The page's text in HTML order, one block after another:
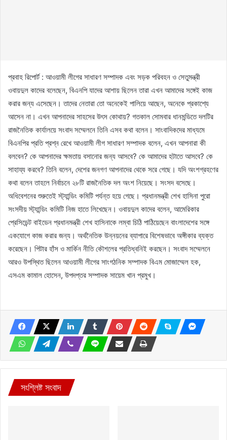
প্রবাহ রিপোর্ট : আওয়ামী লীগের সাধারণ সম্পাদক এবং সড়ক পরিবহন ও সেতুমন্ত্রী
ওবায়দুল কাদের বলেছেন, বিএনপি যাদের আশায় ছিলেন তারা এখন আমাদের সঙ্গেই কাজ
করার জন্য এসেছেন। তাদের নেতারা তো অনেকেই পালিয়ে আছেন, অনেকে প্রকাশ্যে
আসেন না। এখন আপনাদের সাহসের উৎস কোথায়? গতকাল সোমবার ধানমন্ডিতে দলটির
রাজনৈতিক কার্যালয়ে সংবাদ সম্মেলনে তিনি এসব কথা বলেন। সাংবাদিকদের মাধ্যমে
বিএনপির প্রতি প্রশ্ন রেখে আওয়ামী লীগ সাধারণ সম্পাদক বলেন, এখন আপনারা কী
বলবেন? কে আপনাদের ক্ষমতায় বসানোর জন্য আসবে? কে আমাদের হটাতে আসবে? কে
সাহায্য করবে? তিনি বলেন, দেশের জনগণ আপনাদের থেকে সরে গেছে। যদি অংশগ্রহণের
কথা বলেন তাহলে নির্বাচনে ২৮টি রাজনৈতিক দল অংশ নিয়েছে। সংসদ বসেছে।
অধিবেশনের শুরুতেই স্ট্যান্ডিং কমিটি পর্যন্ত হয়ে গেছে। প্রধানমন্ত্রী শেখ হাসিনা পুরো
সংসদীয় স্ট্যান্ডিং কমিটি নিজ হাতে লিখেছেন। ওবায়দুল কাদের বলেন, আমেরিকার
প্রেসিডেন্ট বাইডেন প্রধানমন্ত্রী শেখ হাসিনাকে লম্বা চিঠি পাঠিয়েছেন বাংলাদেশের সঙ্গে
একযোগে কাজ করার জন্য। অর্থনৈতিক উন্নয়নের ব্যাপারে বিশেষভাবে অঙ্গীকার ব্যক্ত
করেছেন। পিটার হাঁস ও মার্কিন নীতি কৌশলের প্রতিধ্বনিই করছেন। সংবাদ সম্মেলনে
আরও উপস্থিত ছিলেন আওয়ামী লীগের সাংগঠনিক সম্পাদক বিএম মোজাম্মেল হক,
এসএম কামাল হোসেন, উপদপ্তর সম্পাদক সায়েম খান প্রমুখ।
সংশ্লিষ্ট সংবাদ